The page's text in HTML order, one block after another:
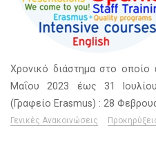
Χρονικό διάστημα στο οποίο
Μαΐου 2023 έως 31
(Γραφείο Erasmus) : 28
Γενικές Ανακοινώσεις